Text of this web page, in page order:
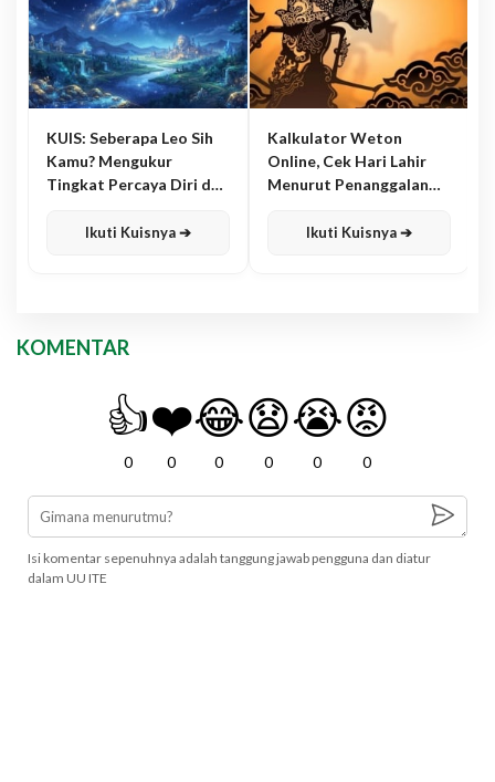
KUIS: Seberapa Leo Sih
Kamu? Mengukur
Tingkat Percaya Diri dan
Ikuti Kuisnya ➔
Kalkulator Weton
Online, Cek Hari Lahir
Menurut Penanggalan
Ikuti Kuisnya ➔
KOMENTAR
👍
0
❤️
0
😂
0
😧
0
😭
0
😡
0
Isi komentar sepenuhnya adalah tanggung jawab pengguna dan diatur
dalam UU ITE